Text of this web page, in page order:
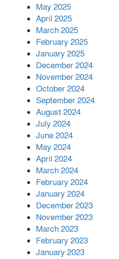
এক
হবে
মাঝে
জেরী
May 2025
April 2025
March 2025
February 2025
January 2025
December 2024
November 2024
October 2024
September 2024
August 2024
July 2024
June 2024
May 2024
April 2024
March 2024
February 2024
January 2024
December 2023
November 2023
March 2023
February 2023
January 2023